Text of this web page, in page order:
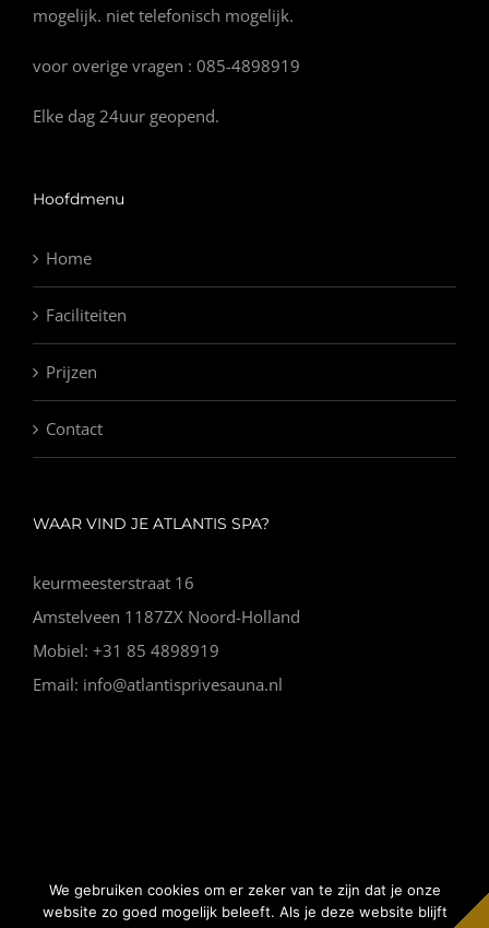
mogelijk. niet telefonisch mogelijk.
voor overige vragen : 085-4898919
Elke dag 24uur geopend.
Hoofdmenu
Home
Faciliteiten
Prijzen
Contact
WAAR VIND JE ATLANTIS SPA?
keurmeesterstraat 16
Amstelveen 1187ZX Noord-Holland
Mobiel: +31 85 4898919
Email: info@atlantisprivesauna.nl
© Copyright Vip Spa | Algemene voorwaarden | Website
gemaakt door Nano Web
We gebruiken cookies om er zeker van te zijn dat je onze
website zo goed mogelijk beleeft. Als je deze website blijft